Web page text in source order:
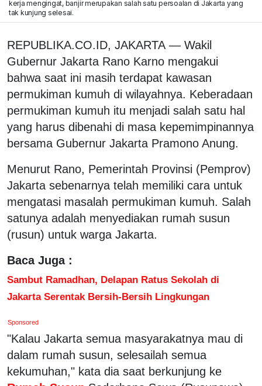
kerja mengingat, banjir merupakan salah satu persoalan di Jakarta yang
tak kunjung selesai.
REPUBLIKA.CO.ID, JAKARTA — Wakil
Gubernur Jakarta Rano Karno mengakui
bahwa saat ini masih terdapat kawasan
permukiman kumuh di wilayahnya. Keberadaan
permukiman kumuh itu menjadi salah satu hal
yang harus dibenahi di masa kepemimpinannya
bersama Gubernur Jakarta Pramono Anung.
Menurut Rano, Pemerintah Provinsi (Pemprov)
Jakarta sebenarnya telah memiliki cara untuk
mengatasi masalah permukiman kumuh. Salah
satunya adalah menyediakan rumah susun
(rusun) untuk warga Jakarta.
Baca Juga :
Sambut Ramadhan, Delapan Ratus Sekolah di
Jakarta Serentak Bersih-Bersih Lingkungan
Sponsored
"Kalau Jakarta semua masyarakatnya mau di
dalam rumah susun, selesailah semua
kekumuhan," kata dia saat berkunjung ke